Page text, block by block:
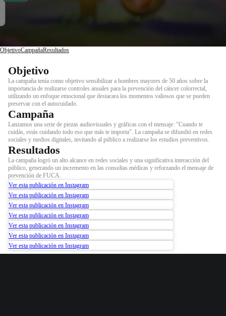
ObjetivoCampañaResultados
Objetivo
La campaña tenía como objetivo sensibilizar a hombres mayores de 50 años sobre la
importancia de realizarse controles anuales para la prevención del cáncer colorrectal,
utilizando un enfoque emocional que destacara los momentos valiosos que se pueden
preservar con el autocuidado.
Campaña
Lanzamos una serie de piezas audiovisuales y gráficas con el mensaje: "Cuando te
cuidás, estás cuidando todo eso que más te importa". La campaña se difundió en redes
sociales y medios digitales, invitando al público a realizarse los estudios preventivos.
Resultados
La campaña logró un alto alcance en redes sociales y una significativa interacción del
público, generando un incremento en las consultas médicas y reforzando el mensaje de
prevención de FUCA.
Ver esta publicación en Instagram
Ver esta publicación en Instagram
Ver esta publicación en Instagram
Ver esta publicación en Instagram
Ver esta publicación en Instagram
Ver esta publicación en Instagram
Ver esta publicación en Instagram